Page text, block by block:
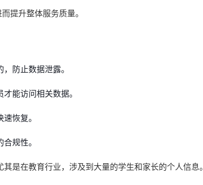
提升整体服务质量。
防止数据泄露。
能访问相关数据。
恢复。
规性。
是在教育行业，涉及到大量的学生和家长的个人信息。